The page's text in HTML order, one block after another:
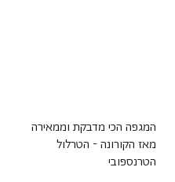
המגפה הכי מדבקת וממאירה
מאז הקורונה - הטרלול
הטרנספובי